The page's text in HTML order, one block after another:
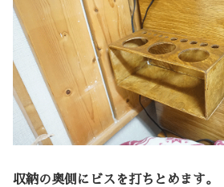
収納の奥側にビスを打ちとめます。